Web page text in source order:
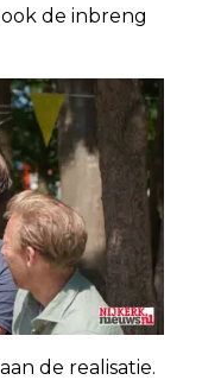
de inbreng
de realisatie.